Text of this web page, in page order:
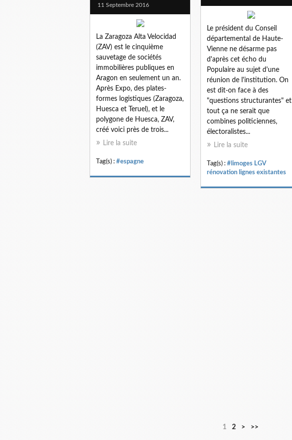
11 Septembre 2016
La Zaragoza Alta Velocidad
(ZAV) est le cinquième
sauvetage de sociétés
immobilières publiques en
Aragon en seulement un an.
Après Expo, des plates-
formes logistiques (Zaragoza,
Huesca et Teruel), et le
polygone de Huesca, ZAV,
créé voici près de trois...
Lire la suite
Tag(s) : #espagne
Le président du Conseil
départemental de Haute-
Vienne ne désarme pas
d'après cet écho du
Populaire au sujet d'une
réunion de l'institution. On
est dit-on face à des
"questions structurantes" et
tout ça ne serait que
combines politiciennes,
électoralistes...
Lire la suite
Tag(s) : #limoges LGV
rénovation lignes existantes
1 2 > >>